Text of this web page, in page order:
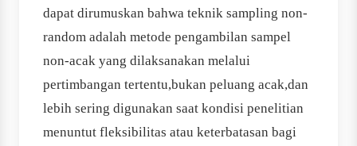
dapat dirumuskan bahwa teknik sampling non-
random adalah metode pengambilan sampel
non-acak yang dilaksanakan melalui
pertimbangan tertentu,bukan peluang acak,dan
lebih sering digunakan saat kondisi penelitian
menuntut fleksibilitas atau keterbatasan bagi